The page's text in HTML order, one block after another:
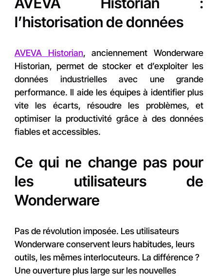
l’historisation de données
AVEVA Historian, anciennement Wonderware
Historian, permet de stocker et d’exploiter les
données industrielles avec une grande
performance. Il aide les équipes à identifier plus
vite les écarts, résoudre les problèmes, et
optimiser la productivité grâce à des données
fiables et accessibles.
Ce qui ne change pas pour
les utilisateurs de
Wonderware
Pas de révolution imposée. Les utilisateurs
Wonderware conservent leurs habitudes, leurs
outils, les mêmes interlocuteurs. La différence ?
Une ouverture plus large sur les nouvelles